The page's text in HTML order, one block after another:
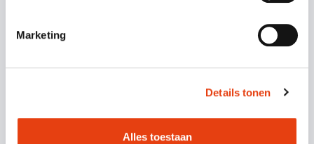
Marketing
Details tonen
Alles toestaan